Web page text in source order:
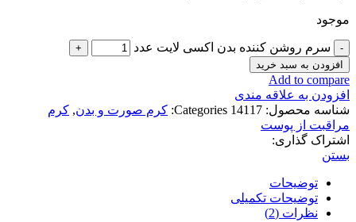
موجود
سرم روشن کننده بدن اکسی لایت عدد
افزودن به سبد خرید
Add to compare
افزودن به علاقه مندی
شناسه محصول: 14117
Categories: کرم صورت و بدن, کرم
مراقبت از پوست
اشتراک گذاری:
بستن
توضیحات
توضیحات تکمیلی
نظرات (2)